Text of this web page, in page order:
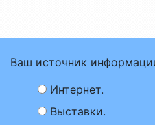
Ваш источник
Интернет.
Выставки.